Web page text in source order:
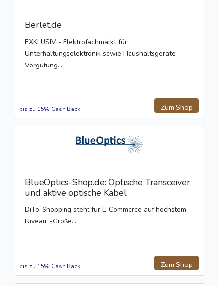
Berlet.de
EXKLUSIV - Elektrofachmarkt für
Unterhaltungselektronik sowie Haushaltsgeräte;
Vergütung...
Zum Shop
bis zu 15% Cash Back
BlueOptics-Shop.de: Optische Transceiver
und aktive optische Kabel
DiTo-Shopping steht für E-Commerce auf höchstem
Niveau: -Große...
Zum Shop
bis zu 15% Cash Back